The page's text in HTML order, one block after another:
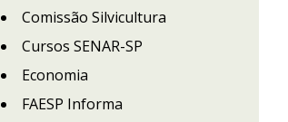
Comissão Silvicultura
Cursos SENAR-SP
Economia
FAESP Informa